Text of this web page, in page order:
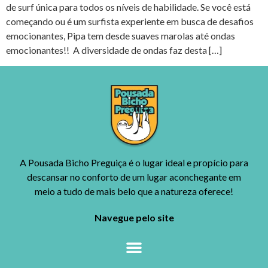
de surf única para todos os níveis de habilidade. Se você está
começando ou é um surfista experiente em busca de desafios
emocionantes, Pipa tem desde suaves marolas até ondas
emocionantes!! A diversidade de ondas faz desta […]
A Pousada Bicho Preguiça é o lugar ideal e propício para
descansar no conforto de um lugar aconchegante em
meio a tudo de mais belo que a natureza oferece!
Navegue pelo site